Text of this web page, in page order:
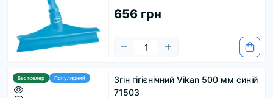
656 грн
Бестселер Популярний
Згін гігієнічний Vikan 500 мм синій
71503